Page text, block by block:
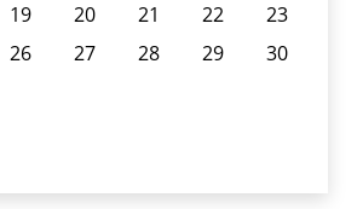
19 20 21 22
23
26 27 28 29
30